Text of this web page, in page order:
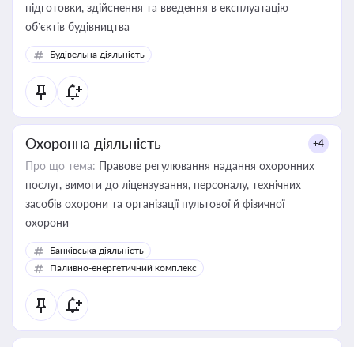
підготовки, здійснення та введення в експлуатацію
об’єктів будівництва
Будівельна діяльність
Охоронна діяльність +4
Про що тема: Правове регулювання надання охоронних
послуг, вимоги до ліцензування, персоналу, технічних
засобів охорони та організації пультової й фізичної
охорони
Банківська діяльність
Паливно-енергетичний комплекс